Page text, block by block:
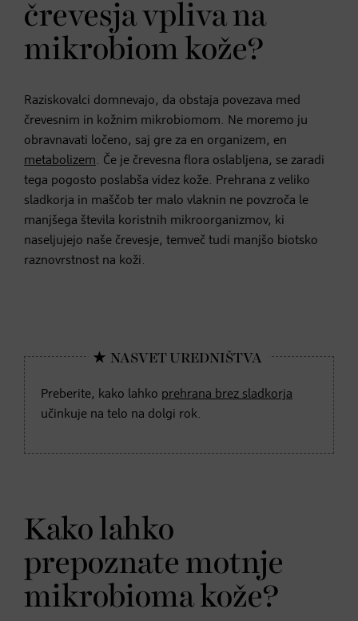
črevesja vpliva na
mikrobiom kože?
Raziskovalci domnevajo, da obstaja povezava med
črevesnim in kožnim mikrobiomom. Ne moremo ju
obravnavati ločeno, saj gre za en organizem, en
metabolizem. Če je črevesna flora oslabljena, se zaradi
tega pogosto poslabša videz kože. Prehrana z veliko
sladkorja in maščob ter malo vlaknin ne povzroča le
manjšega števila koristnih mikroorganizmov, ki
naseljujejo naše črevesje, temveč tudi manjšo biotsko
raznovrstnost na koži.
Preberite, kako lahko prehrana brez sladkorja
učinkuje na telo na dolgi rok.
Kako lahko
prepoznate motnje
mikrobioma kože?